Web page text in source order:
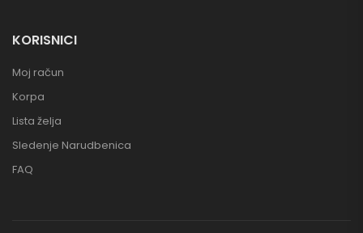
KORISNICI
Moj račun
Korpa
Lista želja
Sledenje Narudbenica
FAQ